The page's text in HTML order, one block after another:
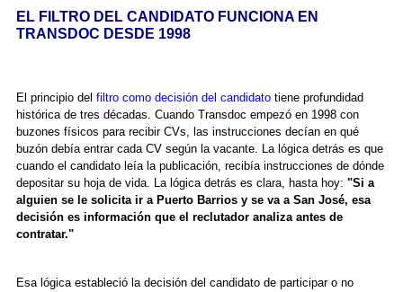
EL FILTRO DEL CANDIDATO FUNCIONA EN
TRANSDOC DESDE 1998
El principio del filtro como decisión del candidatotiene profundidad
histórica de tres décadas. Cuando Transdoc empezó en 1998 con
buzones físicos para recibir CVs, las instrucciones decían en qué
buzón debía entrar cada CV según la vacante. La lógica detrás es que
cuando el candidato leía la publicación, recibía instrucciones de dónde
depositar su hoja de vida. La lógica detrás es clara, hasta hoy: "Si a
alguien se le solicita ir a Puerto Barrios y se va a San José, esa
decisión es información que el reclutador analiza antes de
contratar."
Esa lógica estableció la decisión del candidato de participar o no